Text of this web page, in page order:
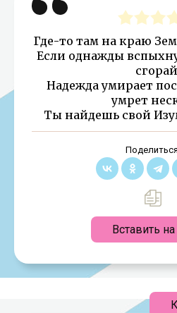
Где-то там на краю
Если однажды
Надежда умирает
умрет
Ты найдешь свой
Вставить